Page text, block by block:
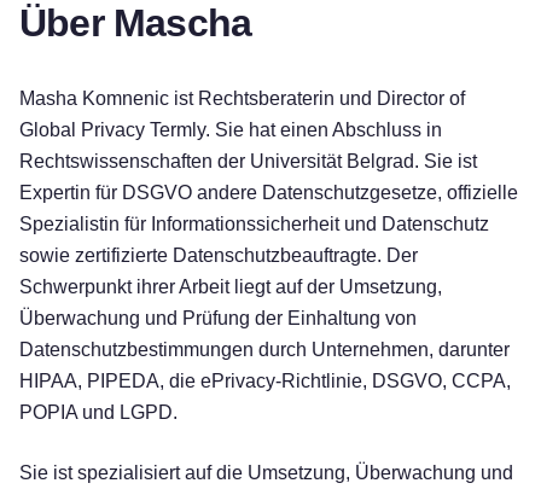
Über Mascha
Masha Komnenic ist Rechtsberaterin und Director of
Global Privacy Termly. Sie hat einen Abschluss in
Rechtswissenschaften der Universität Belgrad. Sie ist
Expertin für DSGVO andere Datenschutzgesetze, offizielle
Spezialistin für Informationssicherheit und Datenschutz
sowie zertifizierte Datenschutzbeauftragte. Der
Schwerpunkt ihrer Arbeit liegt auf der Umsetzung,
Überwachung und Prüfung der Einhaltung von
Datenschutzbestimmungen durch Unternehmen, darunter
HIPAA, PIPEDA, die ePrivacy-Richtlinie, DSGVO, CCPA,
POPIA und LGPD.
Sie ist spezialisiert auf die Umsetzung, Überwachung und